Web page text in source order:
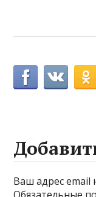
Ваш адрес email